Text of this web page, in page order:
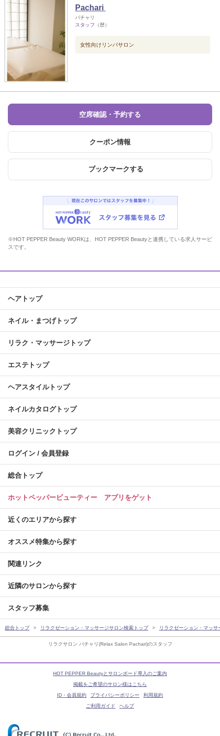
リラクサロン パチャリ(Relax Salon Pachari)のスタッフ
Pachari
パチャリ
スタッフ （歴）
女性向けリンパサロン
空席確認・予約する
クーポン情報
ブックマークする
※HOT PEPPER Beauty WORKは、HOT PEPPER Beautyと連携している求人サービ
スです。
ヘアトップ
ネイル・まつげトップ
リラク・マッサージトップ
エステトップ
ヘアスタイルトップ
ネイルカタログトップ
美容クリニックトップ
ログイン / 会員登録
総合トップ
ホットペッパービューティー アプリをゲット
近くのエリアから探す
オススメ特集から探す
関連リンク
近隣のサロンから探す
スタッフ募集
総合トップ リラクゼーション・マッサージサロン検索トップ リラクゼーション・マッ
HOT PEPPER Beautyとサロンボード導入のご案内
掲載をご希望のサロン様はこちら
ID・会員規約
プライバシーポリシー
利用規約
ご利用ガイド
ヘルプ